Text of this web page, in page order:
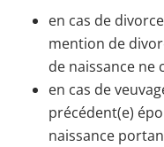
en cas de
mention de
de naissance
en cas de
précédent(e)
naissance